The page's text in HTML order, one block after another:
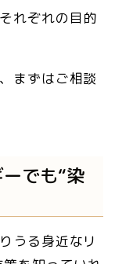
れぞれの目的
まずはご相談
でも“染
うる身近なリ